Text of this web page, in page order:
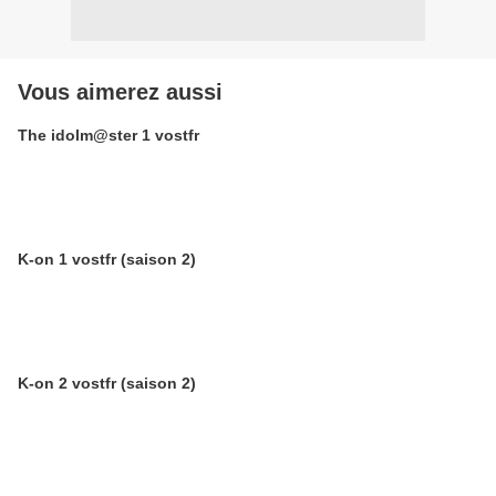
Vous aimerez aussi
The idolm@ster 1 vostfr
K-on 1 vostfr (saison 2)
K-on 2 vostfr (saison 2)